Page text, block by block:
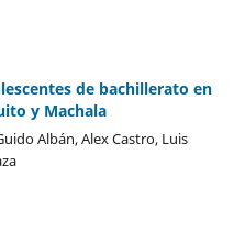
de bachillerato en
y Machala
Albán, Alex Castro, Luis